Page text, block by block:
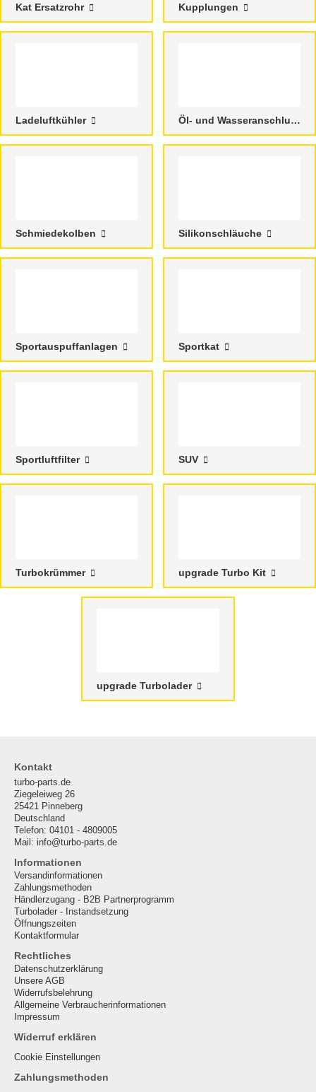
Kat Ersatzrohr Kupplungen
Ladeluftkühler Öl- und Wasseranschlusskit
Schmiedekolben Silikonschläuche
Sportauspuffanlagen Sportkat
Sportluftfilter SUV
Turbokrümmer upgrade Turbo Kit
upgrade Turbolader
Kontakt
turbo-parts.de
Ziegeleiweg 26
25421 Pinneberg
Deutschland
Telefon: 04101 - 4809005
Mail: info@turbo-parts.de
Informationen
Versandinformationen
Zahlungsmethoden
Händlerzugang - B2B Partnerprogramm
Turbolader - Instandsetzung
Öffnungszeiten
Kontaktformular
Rechtliches
Datenschutzerklärung
Unsere AGB
Widerrufsbelehrung
Allgemeine Verbraucherinformationen
Impressum
Widerruf erklären
Cookie Einstellungen
Zahlungsmethoden